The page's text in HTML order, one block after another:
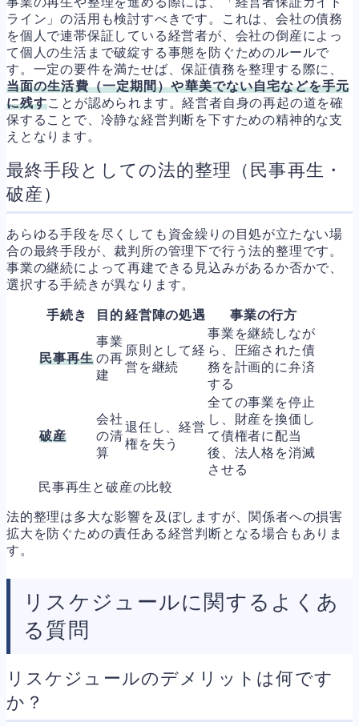
ライン」の活用も検討すべきです。これは、会社の債務
を個人で連帯保証している経営者が、会社の倒産によっ
て個人の生活まで破綻する事態を防ぐためのルールで
す。一定の要件を満たせば、保証債務を整理する際に、
当面の生活費（一定期間）や華美でない自宅などを手元
に残すことが認められます。経営者自身の再起の道を確
保することで、冷静な経営判断を下すための精神的な支
えとなります。
最終手段としての法的整理（民事再生・
破産）
あらゆる手段を尽くしても資金繰りの目処が立たない場
合の最終手段が、裁判所の管理下で行う法的整理です。
事業の継続によって再建できる見込みがあるか否かで、
選択する手続きが異なります。
手続き 目的経営陣の処遇 事業の行方
民事再生
事業
の再
建
原則として経
営を継続
事業を継続しなが
ら、圧縮された債
務を計画的に弁済
する
破産
会社
の清
算
退任し、経営
権を失う
全ての事業を停止
し、財産を換価し
て債権者に配当
後、法人格を消滅
させる
民事再生と破産の比較
法的整理は多大な影響を及ぼしますが、関係者への損害
拡大を防ぐための責任ある経営判断となる場合もありま
す。
リスケジュールに関するよくあ
る質問
リスケジュールのデメリットは何です
か？